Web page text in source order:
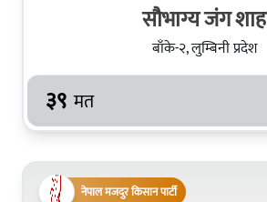
सौभाग्य जंग शाह
बाँके-२, लुम्बिनी प्रदेश
३९ मत
नेपाल मजदुर किसान पार्टी